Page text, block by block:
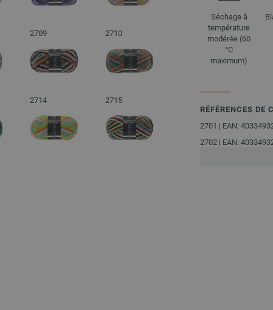
2709 2710
2714 2715
Séchage à
température
modérée (60
°C
maximum)
RÉFÉRENCES DE
2701 | EAN:
2702 | EAN: